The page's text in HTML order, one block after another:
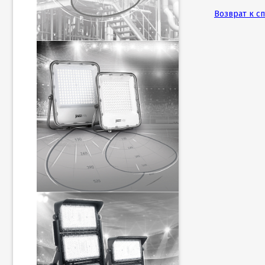
Возврат к